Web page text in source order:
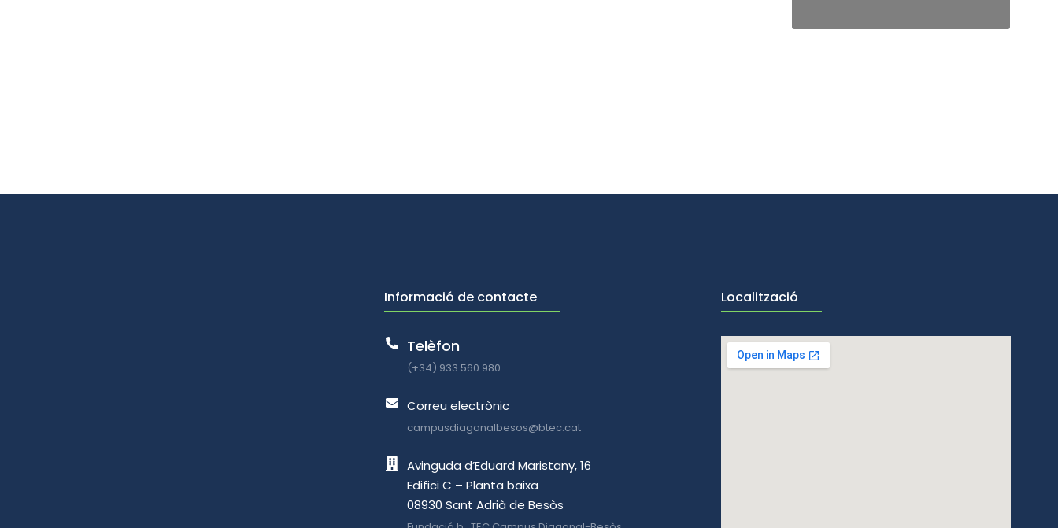
Informació de contacte
Telèfon
(+34) 933 560 980
Correu electrònic
campusdiagonalbesos@btec.cat
Avinguda d’Eduard Maristany, 16
Edifici C – Planta baixa
08930 Sant Adrià de Besòs
Localització